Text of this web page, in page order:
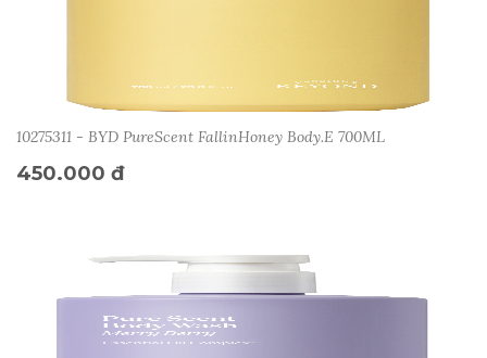
10275311 - BYD PureScent FallinHoney Body.E 700ML
450.000 đ